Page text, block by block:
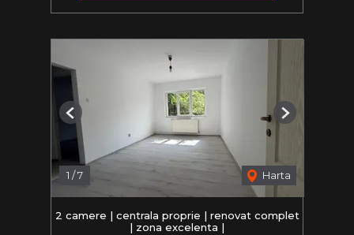
1 /7 Harta
Previous Next
2 camere | centrala proprie | renovat complet
| zona excelenta |